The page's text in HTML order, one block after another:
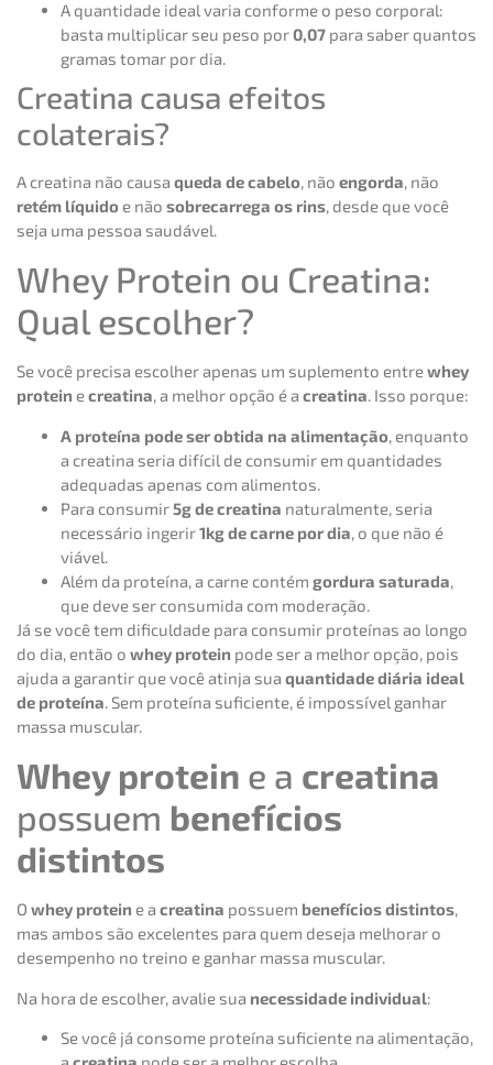
A quantidade ideal varia conforme o peso corporal:
basta multiplicar seu peso por0,07 para saber quantos
gramas tomar por dia.
Creatina causa efeitos
colaterais?
A creatina não causa queda de cabelo, não engorda, não
retém líquido e não sobrecarrega os rins, desde que você
seja uma pessoa saudável.
Whey Protein ou Creatina:
Qual escolher?
Se você precisa escolher apenas um suplemento entrewhey
protein ecreatina, a melhor opção é a creatina. Isso porque:
A proteína pode ser obtida na alimentação, enquanto
a creatina seria difícil de consumir em quantidades
adequadas apenas com alimentos.
Para consumir5g de creatina naturalmente, seria
necessário ingerir1kg de carne por dia, o que não é
viável.
Além da proteína, a carne contém gordura saturada,
que deve ser consumida com moderação.
Já se você tem dificuldade para consumir proteínas ao longo
do dia, então o whey protein pode ser a melhor opção, pois
ajuda a garantir que você atinja sua quantidade diária ideal
de proteína. Sem proteína suficiente, é impossível ganhar
massa muscular.
Whey protein e a creatina
possuem benefícios
distintos
O whey protein e a creatina possuem benefícios distintos,
mas ambos são excelentes para quem deseja melhorar o
desempenho no treino e ganhar massa muscular.
Na hora de escolher, avalie sua necessidade individual:
Se você já consome proteína suficiente na alimentação,